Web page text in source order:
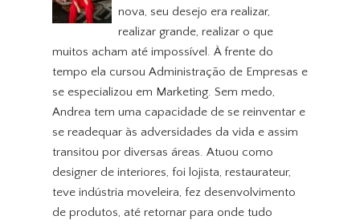
nova, seu desejo era realizar,
realizar grande, realizar o que
muitos acham até impossível. À frente do
tempo ela cursou Administração de Empresas e
se especializou em Marketing. Sem medo,
Andrea tem uma capacidade de se reinventar e
se readequar às adversidades da vida e assim
transitou por diversas áreas. Atuou como
designer de interiores, foi lojista, restaurateur,
teve indústria moveleira, fez desenvolvimento
de produtos, até retornar para onde tudo